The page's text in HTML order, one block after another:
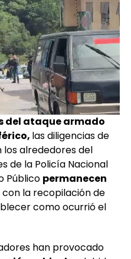
del ataque armado
las diligencias de
alrededores del
de la Policía Nacional
Público permanecen
la recopilación de
como ocurrió el
han provocado